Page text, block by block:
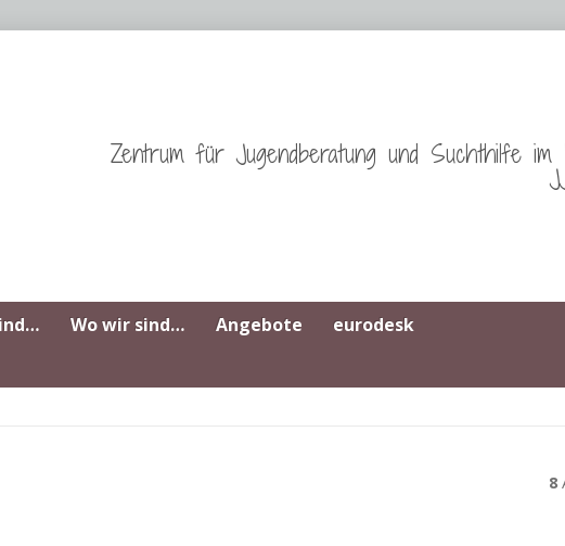
Zentrum für Jugendberatung und Suchthilfe im
Wo wir sind… Angebote
eurodesk
8